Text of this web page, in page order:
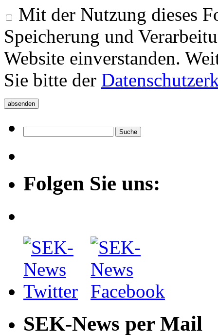
Mit der Nutzung dieses
Speicherung und
Website einverstanden.
Sie bitte der
Folgen Sie uns:
SEK-News per Mail